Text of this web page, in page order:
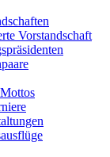
Vorstandschaft